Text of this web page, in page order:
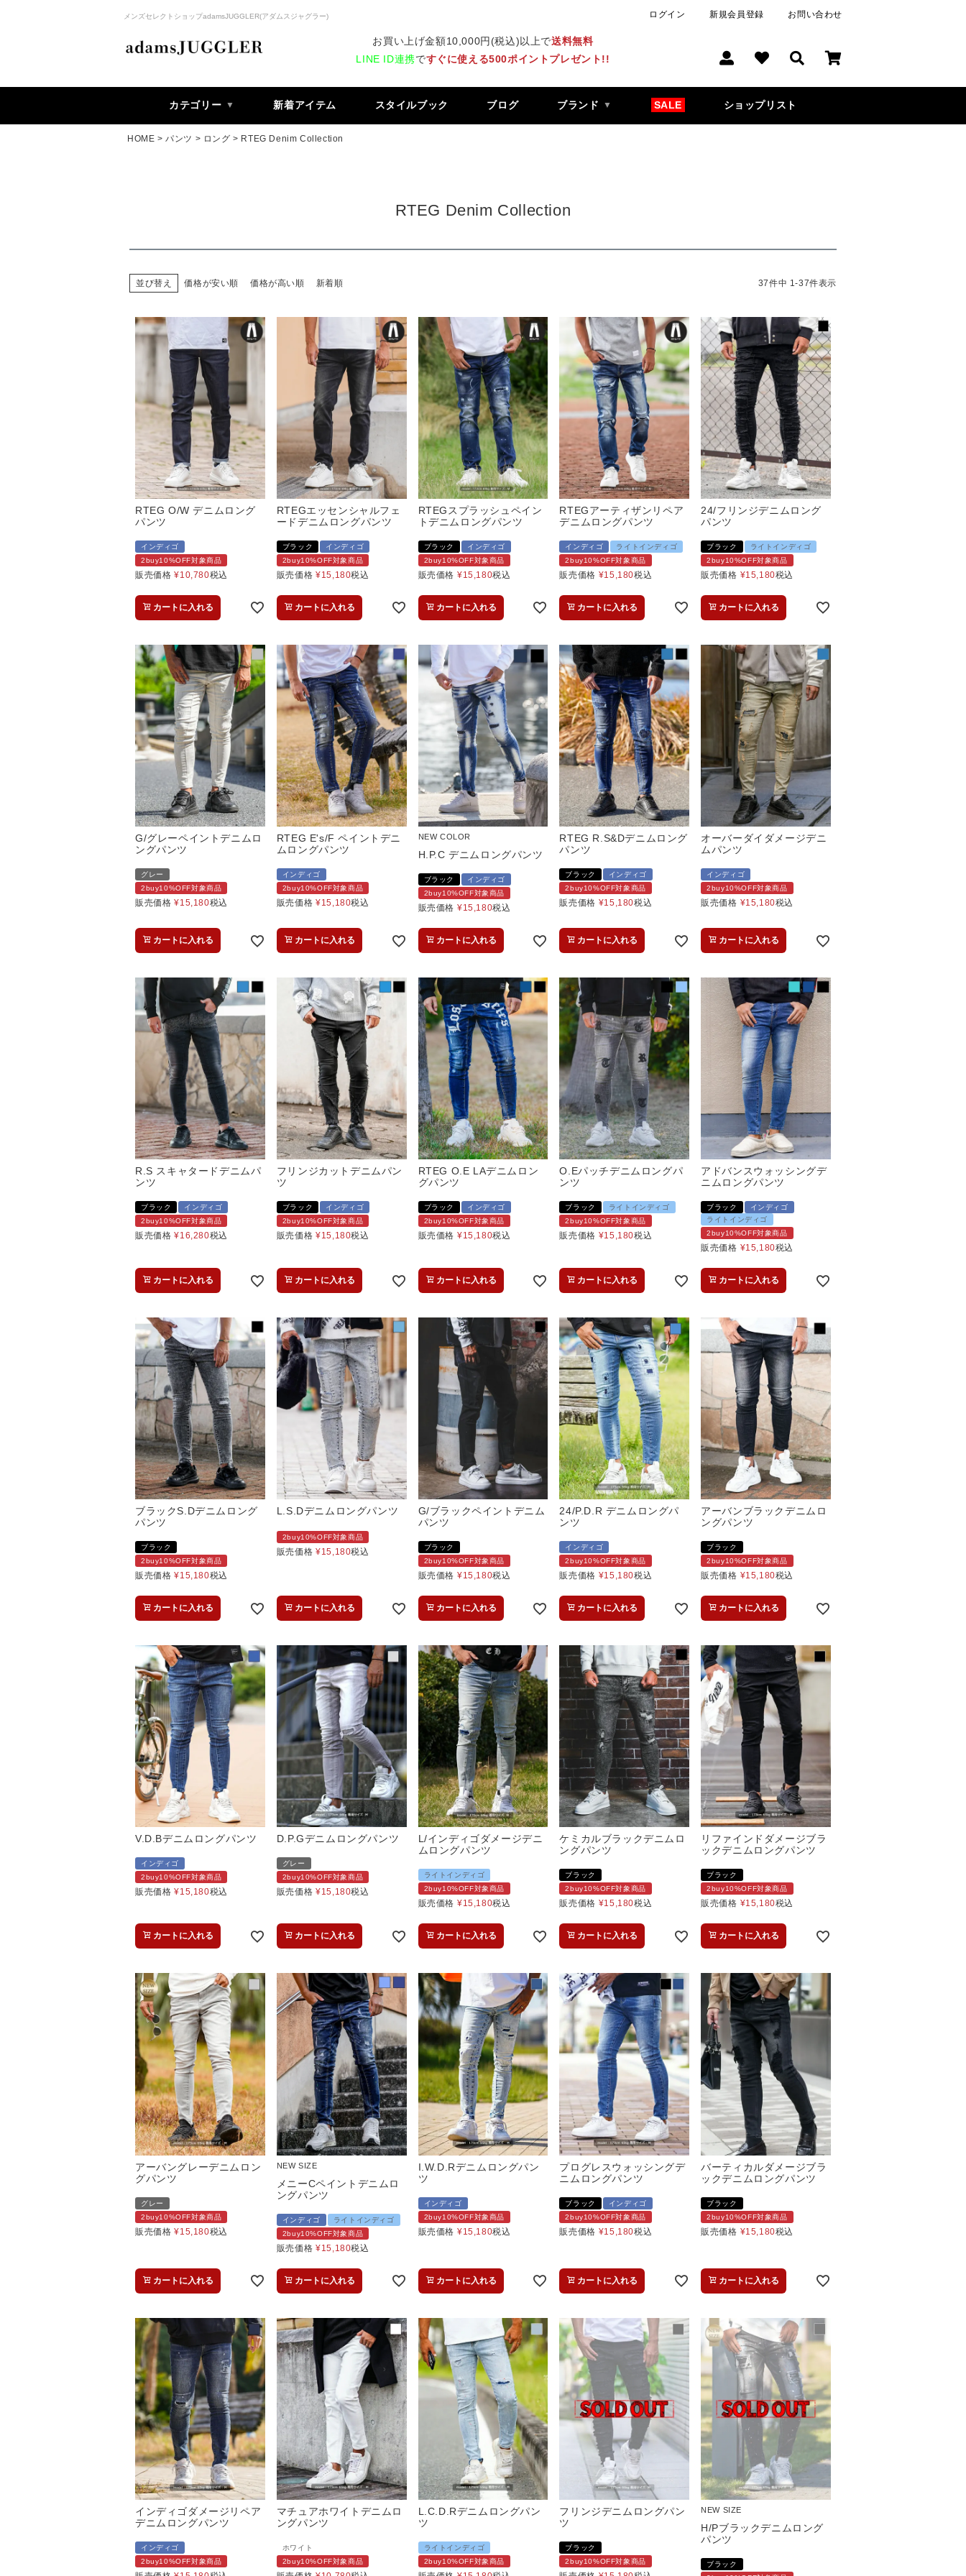
メンズセレクトショップadamsJUGGLER(アダムスジャグラー) ログイン 新規会員登録 お問い合わせ
お買い上げ金額10,000円(税込)以上で送料無料
LINE ID連携ですぐに使える500ポイントプレゼント!!
カテゴリー 新着アイテム スタイルブック ブログ ブランド SALE ショップリスト
HOME パンツ ロング RTEG Denim Collection
RTEG Denim Collection
並び替え 価格が安い順 価格が高い順 新着順 37件中 1-37件表示
RTEG O/W デニムロング
パンツ
インディゴ
2buy10%OFF対象商品
販売価格 ¥10,780税込
カートに入れる
RTEGエッセンシャルフェ
ードデニムロングパンツ
ブラック
インディゴ
2buy10%OFF対象商品
販売価格 ¥15,180税込
カートに入れる
RTEGスプラッシュペイン
トデニムロングパンツ
ブラック
インディゴ
2buy10%OFF対象商品
販売価格 ¥15,180税込
カートに入れる
RTEGアーティザンリペア
デニムロングパンツ
インディゴ
ライトインディゴ
2buy10%OFF対象商品
販売価格 ¥15,180税込
カートに入れる
24/フリンジデニムロング
パンツ
ブラック
ライトインディゴ
2buy10%OFF対象商品
販売価格 ¥15,180税込
カートに入れる
G/グレーペイントデニムロ
ングパンツ
グレー
2buy10%OFF対象商品
販売価格 ¥15,180税込
カートに入れる
RTEG E's/F ペイントデニ
ムロングパンツ
インディゴ
2buy10%OFF対象商品
販売価格 ¥15,180税込
カートに入れる
NEW COLOR
H.P.C デニムロングパンツ
ブラック
インディゴ
2buy10%OFF対象商品
販売価格 ¥15,180税込
カートに入れる
RTEG R.S&Dデニムロング
パンツ
ブラック
インディゴ
2buy10%OFF対象商品
販売価格 ¥15,180税込
カートに入れる
オーバーダイダメージデニ
ムパンツ
インディゴ
2buy10%OFF対象商品
販売価格 ¥15,180税込
カートに入れる
R.S スキャタードデニムパ
ンツ
ブラック
インディゴ
2buy10%OFF対象商品
販売価格 ¥16,280税込
カートに入れる
フリンジカットデニムパン
ツ
ブラック
インディゴ
2buy10%OFF対象商品
販売価格 ¥15,180税込
カートに入れる
RTEG O.E LAデニムロン
グパンツ
ブラック
インディゴ
2buy10%OFF対象商品
販売価格 ¥15,180税込
カートに入れる
O.Eパッチデニムロングパ
ンツ
ブラック
ライトインディゴ
2buy10%OFF対象商品
販売価格 ¥15,180税込
カートに入れる
アドバンスウォッシングデ
ニムロングパンツ
ブラック
インディゴ
ライトインディゴ
2buy10%OFF対象商品
販売価格 ¥15,180税込
カートに入れる
ブラックS.Dデニムロング
パンツ
ブラック
2buy10%OFF対象商品
販売価格 ¥15,180税込
カートに入れる
L.S.Dデニムロングパンツ
2buy10%OFF対象商品
販売価格 ¥15,180税込
カートに入れる
G/ブラックペイントデニム
パンツ
ブラック
2buy10%OFF対象商品
販売価格 ¥15,180税込
カートに入れる
24/P.D.R デニムロングパ
ンツ
インディゴ
2buy10%OFF対象商品
販売価格 ¥15,180税込
カートに入れる
アーバンブラックデニムロ
ングパンツ
ブラック
2buy10%OFF対象商品
販売価格 ¥15,180税込
カートに入れる
V.D.Bデニムロングパンツ
インディゴ
2buy10%OFF対象商品
販売価格 ¥15,180税込
カートに入れる
D.P.Gデニムロングパンツ
グレー
2buy10%OFF対象商品
販売価格 ¥15,180税込
カートに入れる
L/インディゴダメージデニ
ムロングパンツ
ライトインディゴ
2buy10%OFF対象商品
販売価格 ¥15,180税込
カートに入れる
ケミカルブラックデニムロ
ングパンツ
ブラック
2buy10%OFF対象商品
販売価格 ¥15,180税込
カートに入れる
リファインドダメージブラ
ックデニムロングパンツ
ブラック
2buy10%OFF対象商品
販売価格 ¥15,180税込
カートに入れる
アーバングレーデニムロン
グパンツ
グレー
2buy10%OFF対象商品
販売価格 ¥15,180税込
カートに入れる
NEW SIZE
メニーCペイントデニムロ
ングパンツ
インディゴ
ライトインディゴ
2buy10%OFF対象商品
販売価格 ¥15,180税込
カートに入れる
I.W.D.Rデニムロングパン
ツ
インディゴ
2buy10%OFF対象商品
販売価格 ¥15,180税込
カートに入れる
プログレスウォッシングデ
ニムロングパンツ
ブラック
インディゴ
2buy10%OFF対象商品
販売価格 ¥15,180税込
カートに入れる
バーティカルダメージブラ
ックデニムロングパンツ
ブラック
2buy10%OFF対象商品
販売価格 ¥15,180税込
カートに入れる
インディゴダメージリペア
デニムロングパンツ
インディゴ
2buy10%OFF対象商品
マチュアホワイトデニムロ
ングパンツ
ホワイト
2buy10%OFF対象商品
L.C.D.Rデニムロングパン
ツ
ライトインディゴ
2buy10%OFF対象商品
フリンジデニムロングパン
ツ
ブラック
2buy10%OFF対象商品
NEW SIZE
H/Pブラックデニムロング
パンツ
ブラック